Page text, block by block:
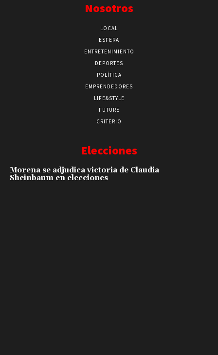
Nosotros
LOCAL
ESFERA
ENTRETENIMIENTO
DEPORTES
POLÍTICA
EMPRENDEDORES
LIFE&STYLE
FUTURE
CRITERIO
Elecciones
Morena se adjudica victoria de Claudia
Sheinbaum en elecciones